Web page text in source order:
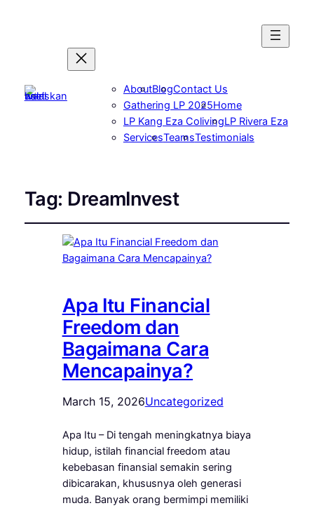
AboutBlogContact Us
Gathering LP 2025Home
LP Kang Eza ColivingLP Rivera Eza
ServicesTeamsTestimonials
Tag: DreamInvest
Apa Itu Financial
Freedom dan
Bagaimana Cara
Mencapainya?
March 15, 2026Uncategorized
Apa Itu – Di tengah meningkatnya biaya
hidup, istilah financial freedom atau
kebebasan finansial semakin sering
dibicarakan, khususnya oleh generasi
muda. Banyak orang bermimpi memiliki